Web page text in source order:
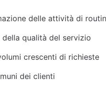
delle attività di
qualità del servizio
crescenti di richieste
dei clienti